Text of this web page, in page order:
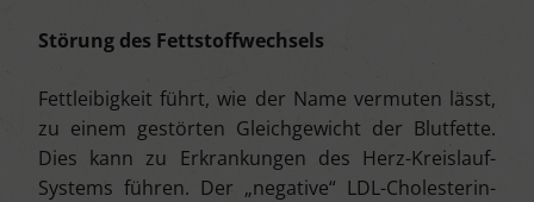
Störung des Fettstoffwechsels
Fettleibigkeit führt, wie der Name vermuten lässt,
zu einem gestörten Gleichgewicht der Blutfette.
Dies kann zu Erkrankungen des Herz-Kreislauf-
Systems führen. Der „negative“ LDL-Cholesterin-